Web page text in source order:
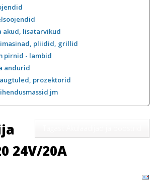
akud, lisatarvikud
pliidid, grillid
pirnid - lambid
andurid
prozektorid
jm
24V/20A